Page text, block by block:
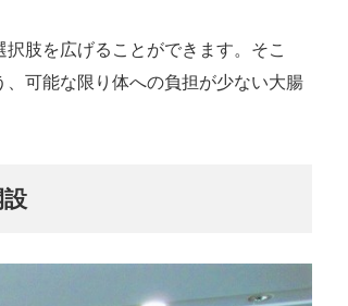
肢を広げることができます。そこ
可能な限り体への負担が少ない大腸